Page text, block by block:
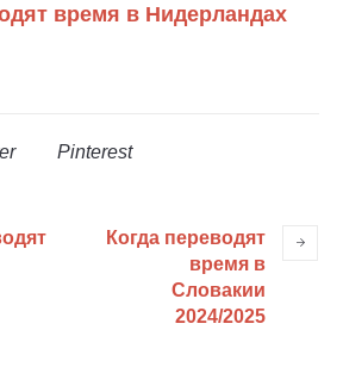
время в Нидерландах
Pinterest
Когда переводят
время в
Словакии
2024/2025